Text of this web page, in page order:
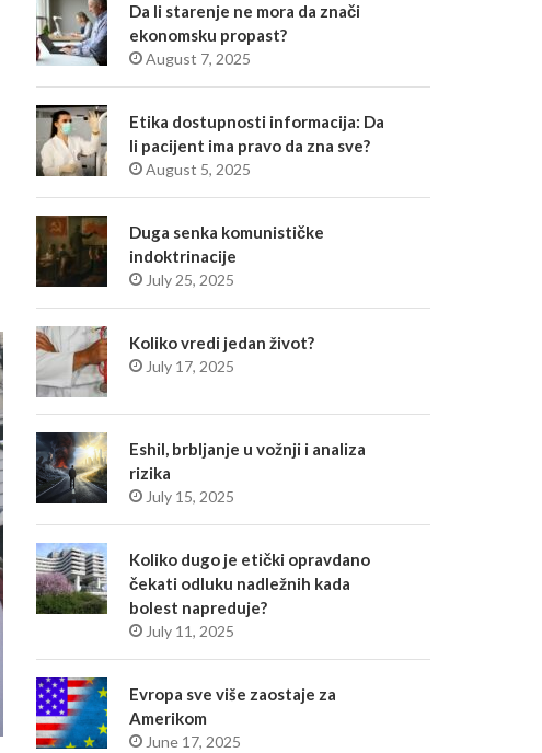
Da li starenje ne mora da znači
ekonomsku propast?
August 7, 2025
Etika dostupnosti informacija: Da
li pacijent ima pravo da zna sve?
August 5, 2025
Duga senka komunističke
indoktrinacije
July 25, 2025
Koliko vredi jedan život?
July 17, 2025
Eshil, brbljanje u vožnji i analiza
rizika
July 15, 2025
Koliko dugo je etički opravdano
čekati odluku nadležnih kada
bolest napreduje?
July 11, 2025
Evropa sve više zaostaje za
Amerikom
June 17, 2025